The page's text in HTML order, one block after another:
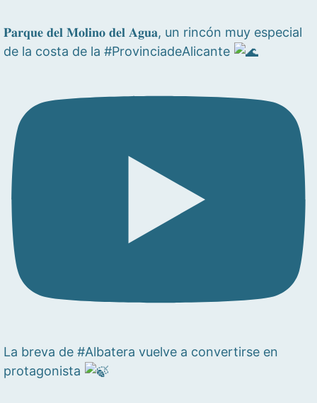
𝐏𝐚𝐫𝐪𝐮𝐞 𝐝𝐞𝐥 𝐌𝐨𝐥𝐢𝐧𝐨 𝐝𝐞𝐥 𝐀𝐠𝐮𝐚, un rincón muy especial
de la costa de la #ProvinciadeAlicante
La breva de #Albatera vuelve a convertirse en
protagonista